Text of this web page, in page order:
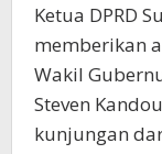
Ketua DPRD
memberikan
Wakil
Steven
kunjungan